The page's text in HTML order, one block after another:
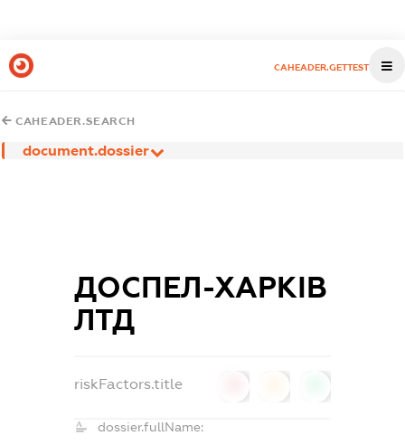
CAHEADER.GETTEST
CAHEADER.SEARCH
document.dossier
ДОСПЕЛ-ХАРКІВ
ЛТД
riskFactors.title
dossier.fullName: